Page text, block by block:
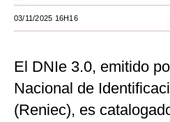
Estilos
Mundo
03/11/2025 16H16
El DNIe 3.0, emitido
Nacional de
(Reniec), es